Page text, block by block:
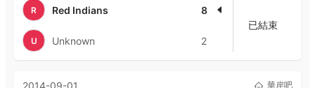
R Red Indians 8
U Unknown 2
已結束
2014-09-01 華岸吧